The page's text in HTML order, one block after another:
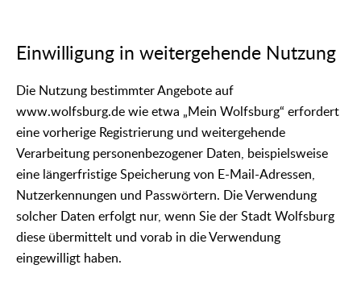
Einwilligung in weitergehende Nutzung
Die Nutzung bestimmter Angebote auf
www.wolfsburg.de wie etwa „Mein Wolfsburg“ erfordert
eine vorherige Registrierung und weitergehende
Verarbeitung personenbezogener Daten, beispielsweise
eine längerfristige Speicherung von E-Mail-Adressen,
Nutzerkennungen und Passwörtern. Die Verwendung
solcher Daten erfolgt nur, wenn Sie der Stadt Wolfsburg
diese übermittelt und vorab in die Verwendung
eingewilligt haben.